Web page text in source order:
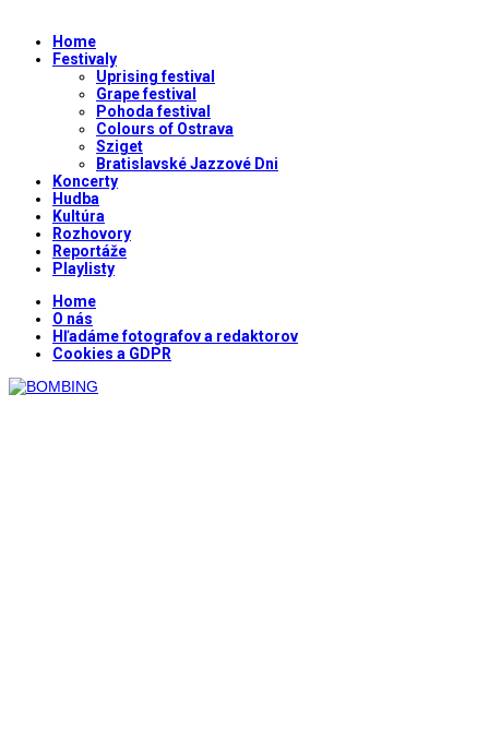
Home
Festivaly
Uprising festival
Grape festival
Pohoda festival
Colours of Ostrava
Sziget
Bratislavské Jazzové Dni
Koncerty
Hudba
Kultúra
Rozhovory
Reportáže
Playlisty
Home
O nás
Hľadáme fotografov a redaktorov
Cookies a GDPR